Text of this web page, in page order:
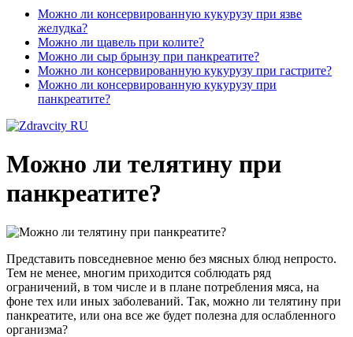
Можно ли консервированную кукурузу при язве
желудка?
Можно ли щавель при колите?
Можно ли сыр брынзу при панкреатите?
Можно ли консервированную кукурузу при гастрите?
Можно ли консервированную кукурузу при
панкреатите?
Можно ли телятину при
панкреатите?
Представить повседневное меню без мясных блюд непросто.
Тем не менее, многим приходится соблюдать ряд
ограничений, в том числе и в плане потребления мяса, на
фоне тех или иных заболеваний. Так, можно ли телятину при
панкреатите, или она все же будет полезна для ослабленного
организма?